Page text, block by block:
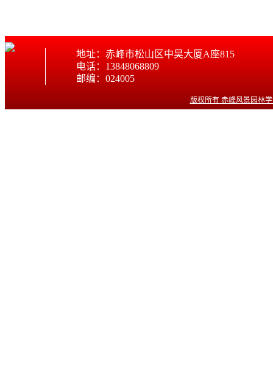
地址：赤峰市松山区中昊大厦A座815
电话：13848068809
邮编：024005
版权所有 赤峰风景园林